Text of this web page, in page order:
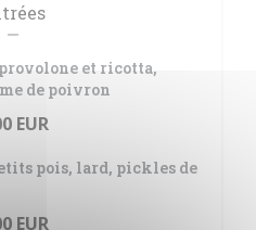
et ricotta,
de poivron
EUR
pois, lard, pickles de
EUR